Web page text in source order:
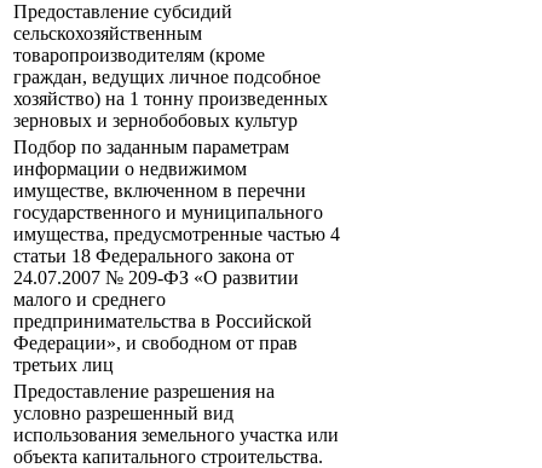
Предоставление субсидий
сельскохозяйственным
товаропроизводителям (кроме
граждан, ведущих личное подсобное
хозяйство) на 1 тонну произведенных
зерновых и зернобобовых культур
Подбор по заданным параметрам
информации о недвижимом
имуществе, включенном в перечни
государственного и муниципального
имущества, предусмотренные частью 4
статьи 18 Федерального закона от
24.07.2007 № 209-ФЗ «О развитии
малого и среднего
предпринимательства в Российской
Федерации», и свободном от прав
третьих лиц
Предоставление разрешения на
условно разрешенный вид
использования земельного участка или
объекта капитального строительства.